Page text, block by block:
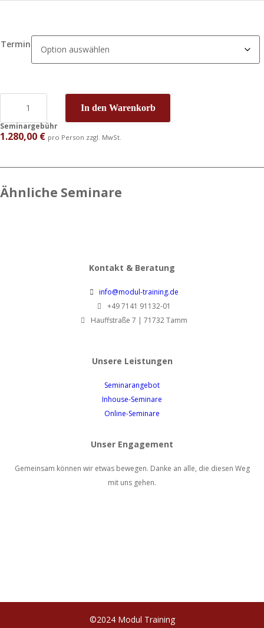
Termin
In den Warenkorb
Seminargebühr
1.280,00 € pro Person zzgl. MwSt.
Ähnliche Seminare
Kontakt & Beratung
info@modul-training.de
+49 7141 91132-01
Hauffstraße 7 | 71732 Tamm
Unsere Leistungen
Seminarangebot
Inhouse-Seminare
Online-Seminare
Unser Engagement
Gemeinsam können wir etwas bewegen. Danke an alle, die diesen Weg
mit uns gehen.
©2024 Modul Training